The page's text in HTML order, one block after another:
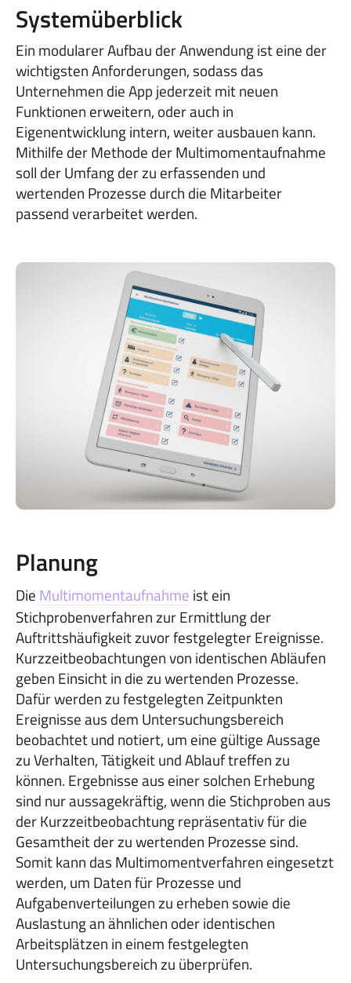
Systemüberblick
Ein modularer Aufbau der Anwendung ist eine der
wichtigsten Anforderungen, sodass das
Unternehmen die App jederzeit mit neuen
Funktionen erweitern, oder auch in
Eigenentwicklung intern, weiter ausbauen kann.
Mithilfe der Methode der Multimomentaufnahme
soll der Umfang der zu erfassenden und
wertenden Prozesse durch die Mitarbeiter
passend verarbeitet werden.
Planung
Die Multimomentaufnahme ist ein
Stichprobenverfahren zur Ermittlung der
Auftrittshäufigkeit zuvor festgelegter Ereignisse.
Kurzzeitbeobachtungen von identischen Abläufen
geben Einsicht in die zu wertenden Prozesse.
Dafür werden zu festgelegten Zeitpunkten
Ereignisse aus dem Untersuchungsbereich
beobachtet und notiert, um eine gültige Aussage
zu Verhalten, Tätigkeit und Ablauf treffen zu
können. Ergebnisse aus einer solchen Erhebung
sind nur aussagekräftig, wenn die Stichproben aus
der Kurzzeitbeobachtung repräsentativ für die
Gesamtheit der zu wertenden Prozesse sind.
Somit kann das Multimomentverfahren eingesetzt
werden, um Daten für Prozesse und
Aufgabenverteilungen zu erheben sowie die
Auslastung an ähnlichen oder identischen
Arbeitsplätzen in einem festgelegten
Untersuchungsbereich zu überprüfen.